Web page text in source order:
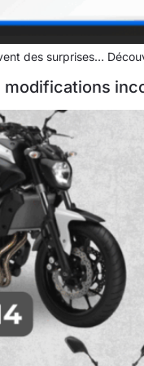
des surprises…
modifications